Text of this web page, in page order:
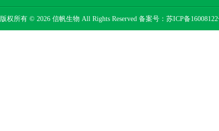
版权所有 © 2026 信帆生物 All Rights Reserved 备案号： 苏ICP备